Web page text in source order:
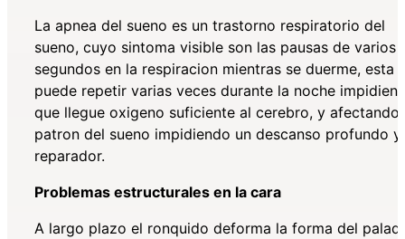
La apnea del sueno es un trastorno respiratorio del
sueno, cuyo sintoma visible son las pausas de varios
segundos en la respiracion mientras se duerme, esta
puede repetir varias veces durante la noche
que llegue oxigeno suficiente al cerebro, y afectando
patron del sueno impidiendo un descanso profundo y
reparador.
Problemas estructurales en la cara
A largo plazo el ronquido deforma la forma del